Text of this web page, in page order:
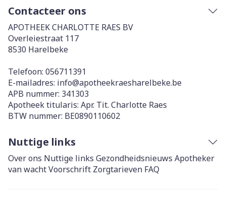
Contacteer ons
APOTHEEK CHARLOTTE RAES BV
Overleiestraat 117
8530 Harelbeke
Telefoon: 056711391
E-mailadres: info@apotheekraesharelbeke.be
APB nummer: 341303
Apotheek titularis: Apr. Tit. Charlotte Raes
BTW nummer: BE0890110602
Nuttige links
Over ons Nuttige links Gezondheidsnieuws Apotheker
van wachtVoorschrift Zorgtarieven FAQ